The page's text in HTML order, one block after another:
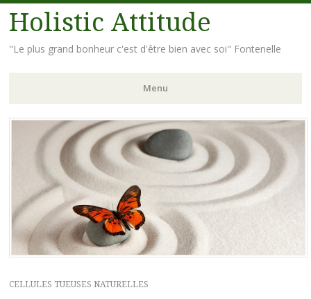
Holistic Attitude
"Le plus grand bonheur c'est d'être bien avec soi" Fontenelle
Menu
Aller
principal
CELLULES TUEUSES NATURELLES